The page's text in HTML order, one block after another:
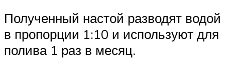
Полученный настой разводят водой
в пропорции 1:10 и используют для
полива 1 раз в месяц.